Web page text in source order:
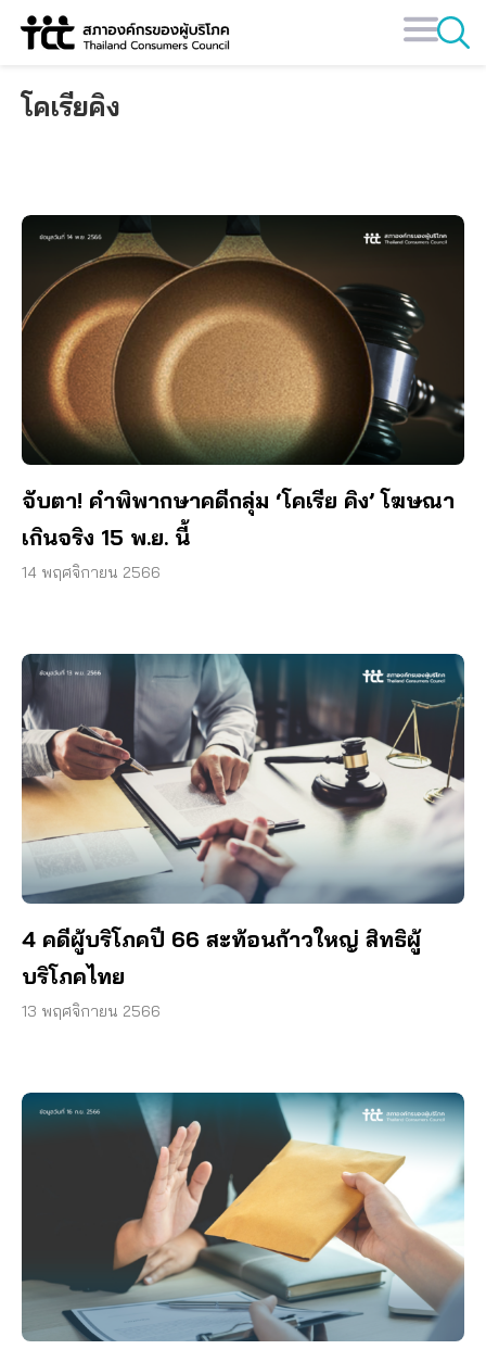
Skip
โคเรียคิง
จับตา! คำพิพากษาคดีกลุ่ม ‘โคเรีย คิง’ โฆษณา
เกินจริง 15 พ.ย. นี้
14 พฤศจิกายน 2566
4 คดีผู้บริโภคปี 66 สะท้อนก้าวใหญ่ สิทธิผู้
บริโภคไทย
13 พฤศจิกายน 2566